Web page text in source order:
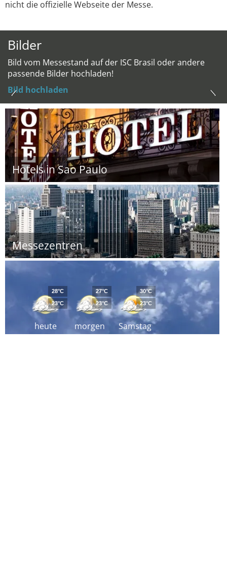
nicht die offizielle Webseite der Messe.
Bilder
Bild vom Messestand auf der ISC Brasil oder andere
passende Bilder hochladen!
Bild hochladen
Hotels in Sao Paulo
Messezentren
heute
28°C
23°C
morgen
27°C
23°C
Samstag
30°C
23°C